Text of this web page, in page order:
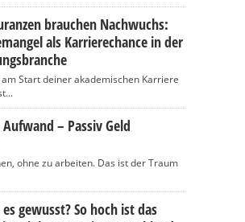
brauchen Nachwuchs:
als Karrierechance in der
Start deiner akademischen Karriere
– Passiv Geld
ohne zu arbeiten. Das ist der Traum
gewusst? So hoch ist das